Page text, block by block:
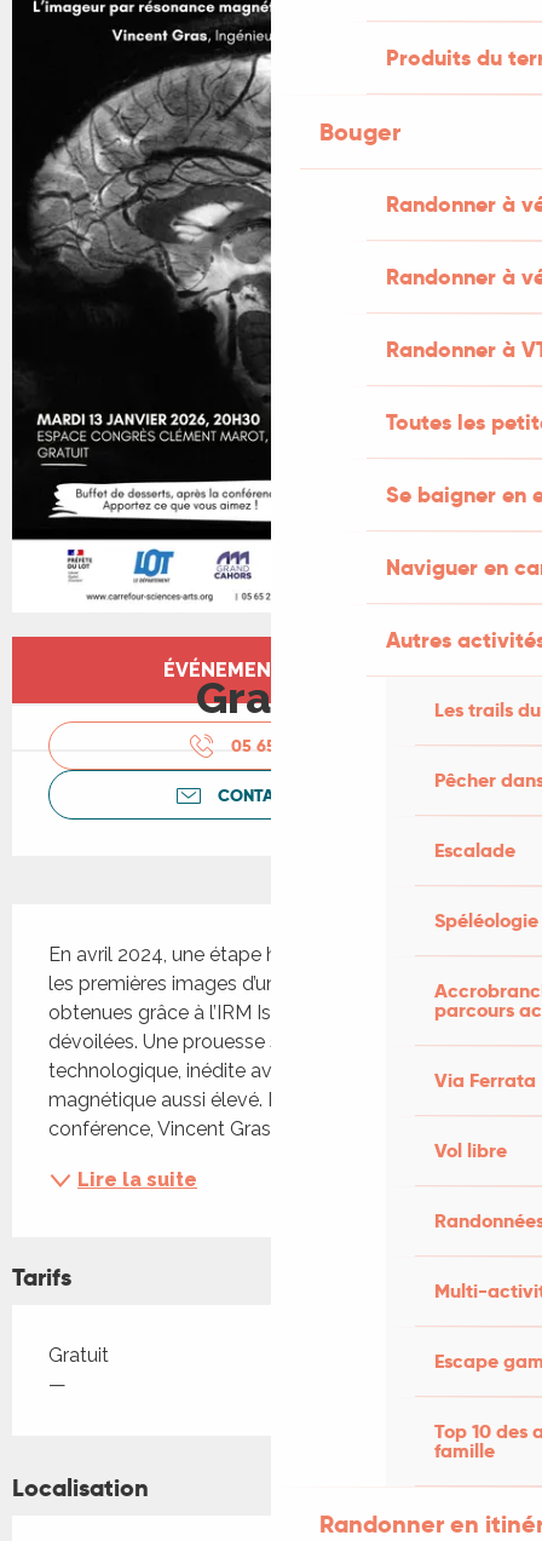
Produits du
Bouger
Randonner à
Randonner à
Randonner à
Toutes les
Se baigner en
Naviguer en
Autres
Les trails
Pêcher
Escalade
Spéléologie
parcours
Via Ferrata
Vol libre
Multi-
Escape
Top 10 des
famille
Randonner en
Ouverture et coordonnées
ÉVÉNEMENT TERMINÉ
Gratuit
05 65 22 28
CONTACTEZ-NOUS
En avril 2024, une étape historique a été franchie :
les premières images d’un cerveau humain
obtenues grâce à l’IRM Iseult 11,7 teslas ont été
dévoilées. Une prouesse scientifique et
technologique, inédite avec un champ
magnétique aussi élevé. Lors de cette
conférence, Vincent Gras nous fera...
Lire la suite
Tarifs
Tarifs 2026
Gratuit
—
Localisation